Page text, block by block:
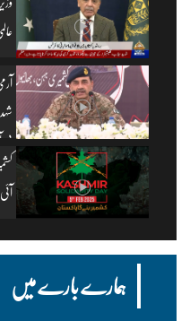
پی
ہمارے بارے میں